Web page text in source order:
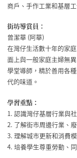
商戶、手作工業和基層工
街坊導賞員：
曾潔華 (阿華)
在灣仔生活數十年的家
面上與一般家庭主婦無
學堂導師，精於善用各
代的味道。
學習重點：
1. 認識灣仔基層行業與
2. 了解街市周邊行業、
3. 理解城市更新和消費
4. 培養學生尊重勞動、